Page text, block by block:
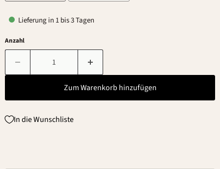
Lieferung in 1 bis 3 Tagen
Anzahl
Zum Warenkorb hinzufügen
In die Wunschliste